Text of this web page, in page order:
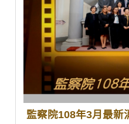
監察院108年3月最新